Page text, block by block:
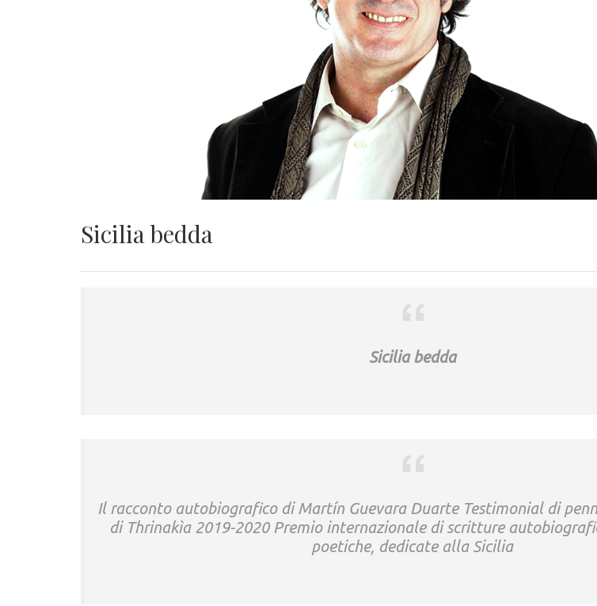
Sicilia bedda
Sicilia bedda
Il racconto autobiografico di Martín Guevara Duarte Testimonial di
di Thrinakìa 2019-2020 Premio internazionale di scritture
poetiche, dedicate alla Sicilia